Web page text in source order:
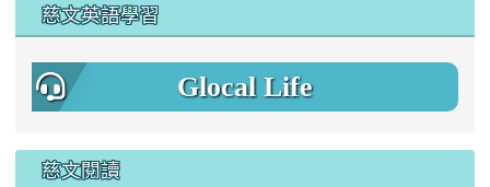
慈文英語學習
Glocal Life
慈文閱讀